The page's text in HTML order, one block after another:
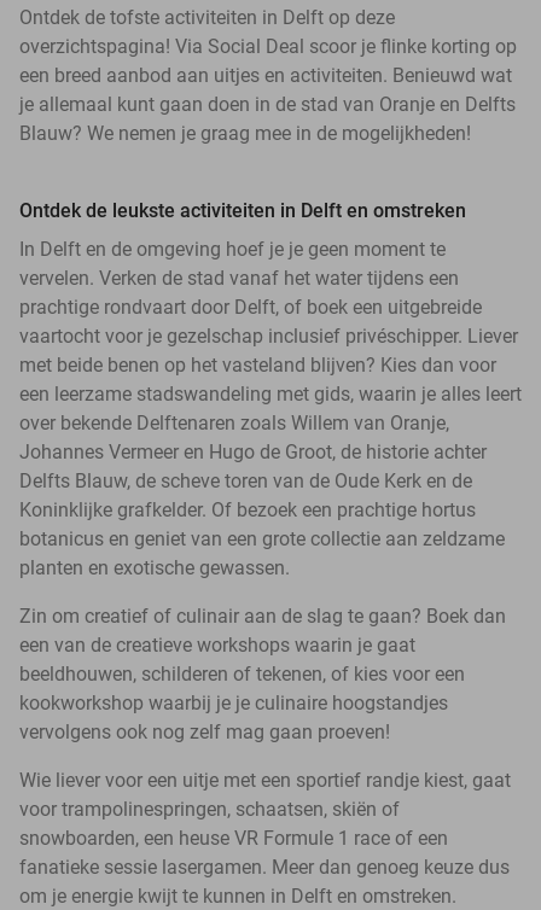
Ontdek de tofste activiteiten in Delft op deze
overzichtspagina! Via Social Deal scoor je flinke korting op
een breed aanbod aan uitjes en activiteiten. Benieuwd wat
je allemaal kunt gaan doen in de stad van Oranje en Delfts
Blauw? We nemen je graag mee in de mogelijkheden!
Ontdek de leukste activiteiten in Delft en omstreken
In Delft en de omgeving hoef je je geen moment te
vervelen. Verken de stad vanaf het water tijdens een
prachtige rondvaart door Delft, of boek een uitgebreide
vaartocht voor je gezelschap inclusief privéschipper. Liever
met beide benen op het vasteland blijven? Kies dan voor
een leerzame stadswandeling met gids, waarin je alles leert
over bekende Delftenaren zoals Willem van Oranje,
Johannes Vermeer en Hugo de Groot, de historie achter
Delfts Blauw, de scheve toren van de Oude Kerk en de
Koninklijke grafkelder. Of bezoek een prachtige hortus
botanicus en geniet van een grote collectie aan zeldzame
planten en exotische gewassen.
Zin om creatief of culinair aan de slag te gaan? Boek dan
een van de creatieve workshops waarin je gaat
beeldhouwen, schilderen of tekenen, of kies voor een
kookworkshop waarbij je je culinaire hoogstandjes
vervolgens ook nog zelf mag gaan proeven!
Wie liever voor een uitje met een sportief randje kiest, gaat
voor trampolinespringen, schaatsen, skiën of
snowboarden, een heuse VR Formule 1 race of een
fanatieke sessie lasergamen. Meer dan genoeg keuze dus
om je energie kwijt te kunnen in Delft en omstreken.